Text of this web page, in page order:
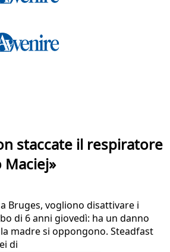
staccate il respiratore
Bruges, vogliono disattivare i
di 6 anni giovedì: ha un danno
madre si oppongono. Steadfast
di